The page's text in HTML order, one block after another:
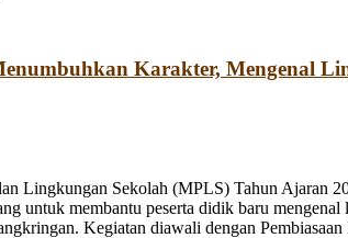
Karakter, Mengenal
Lingkungan Sekolah (MPLS) Tahun Ajaran
untuk membantu peserta didik baru
Kegiatan diawali dengan